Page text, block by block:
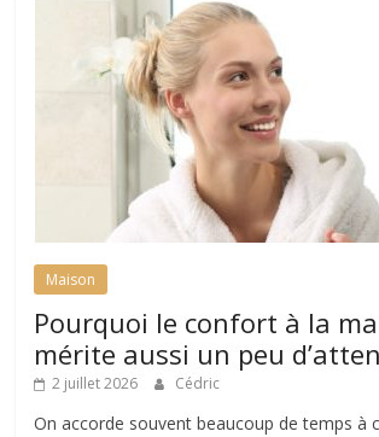
Maison
Pourquoi le confort à la
mérite aussi un peu
2 juillet 2026 Cédric
On accorde souvent beaucoup de temps à